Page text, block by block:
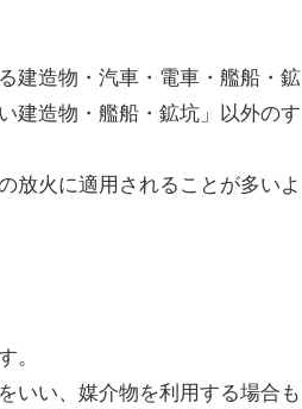
建造物・汽車・電車・艦船・鉱
建造物・艦船・鉱坑」以外のす
放火に適用されることが多いよ
いい、媒介物を利用する場合も